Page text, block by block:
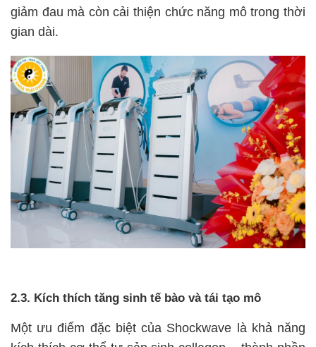
giảm đau mà còn cải thiện chức năng mô trong thời
gian dài.
2.3. Kích thích tăng sinh tế bào và tái tạo mô
Một ưu điểm đặc biệt của Shockwave là khả năng